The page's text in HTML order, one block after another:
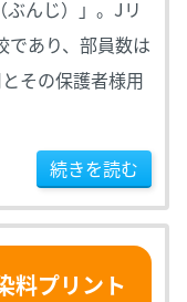
んじ）」。Jリ
であり、部員数は
その保護者様用
続きを読む
料プリント